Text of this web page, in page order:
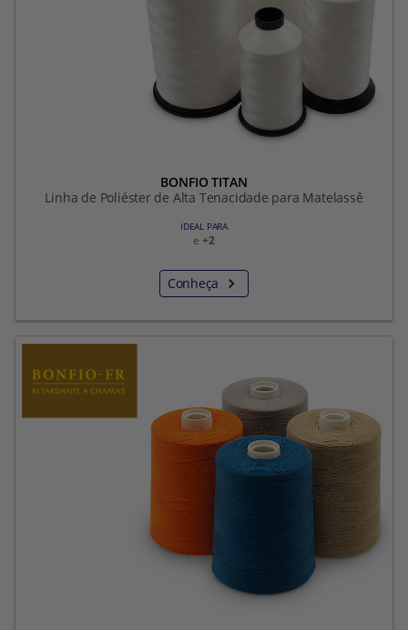
BONFIO TITAN
Linha de Poliéster de Alta Tenacidade para Matelassê
IDEAL PARA
e +2
Conheça